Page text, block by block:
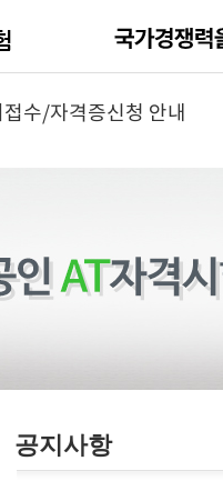
수/자격증신청 안내
공지사항